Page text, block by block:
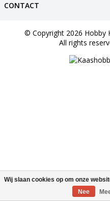
CONTACT
© Copyright 2026 Hobby
All rights
Wij slaan cookies op om onze
Nee